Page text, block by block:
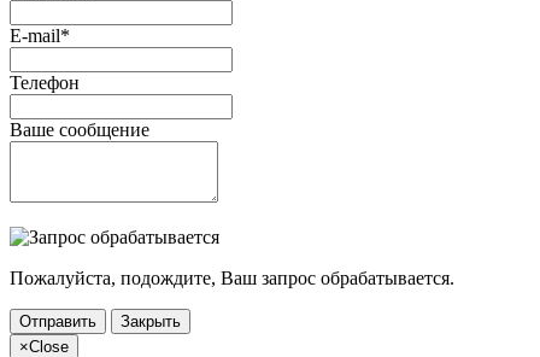
E-mail*
Телефон
Ваше сообщение
Пожалуйста, подождите, Ваш запрос обрабатывается.
Отправить
Закрыть
×Close